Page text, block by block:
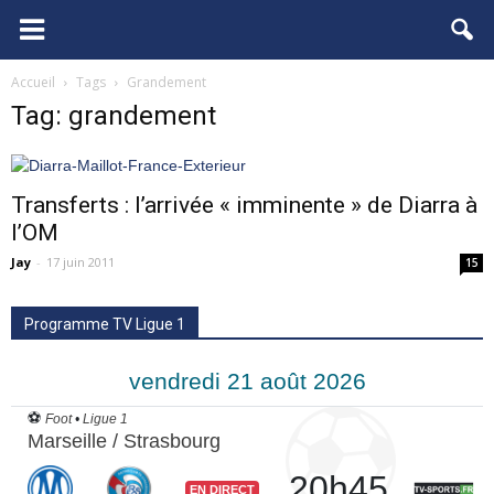
FCGB.net
Accueil Tags Grandement
Tag: grandement
Transferts : l’arrivée « imminente » de Diarra à
l’OM
Jay - 17 juin 2011 15
Programme TV Ligue 1